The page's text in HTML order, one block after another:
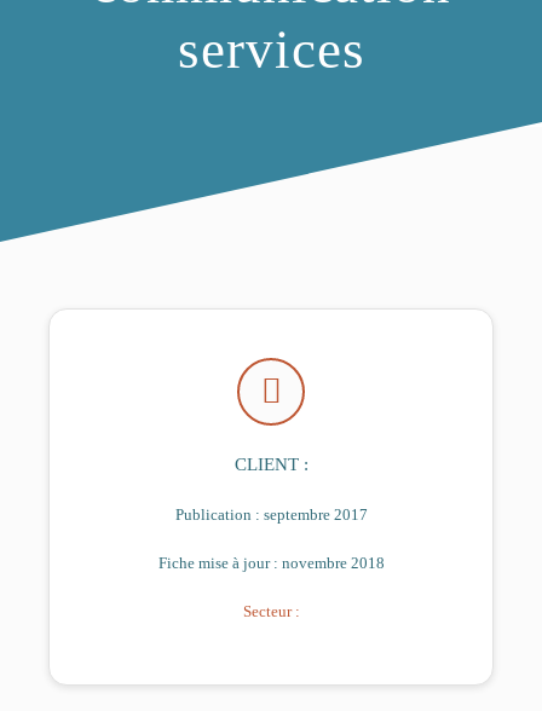
Blog
services
CLIENT :
Publication : septembre 2017
Fiche mise à jour : novembre 2018
Secteur :